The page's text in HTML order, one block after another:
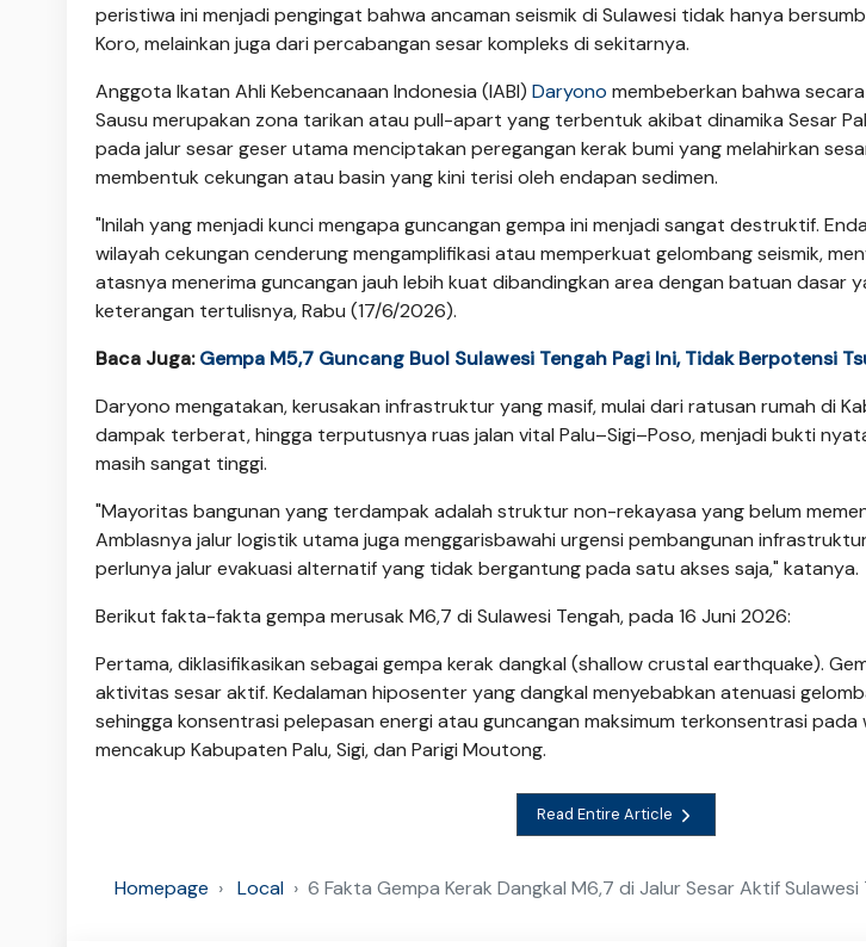
peristiwa ini menjadi pengingat bahwa ancaman seismik di Sulawesi tidak hanya
Koro, melainkan juga dari percabangan sesar kompleks di sekitarnya.
Anggota Ikatan Ahli Kebencanaan Indonesia (IABI) Daryono membeberkan bahwa
Sausu merupakan zona tarikan atau pull-apart yang terbentuk akibat dinamika Sesar
pada jalur sesar geser utama menciptakan peregangan kerak bumi yang melahirkan
membentuk cekungan atau basin yang kini terisi oleh endapan sedimen.
"Inilah yang menjadi kunci mengapa guncangan gempa ini menjadi sangat destruktif.
wilayah cekungan cenderung mengamplifikasi atau memperkuat gelombang seismik,
atasnya menerima guncangan jauh lebih kuat dibandingkan area dengan batuan dasar
keterangan tertulisnya, Rabu (17/6/2026).
Baca Juga:Gempa M5,7 Guncang Buol Sulawesi Tengah Pagi Ini, Tidak Berpotensi
Daryono mengatakan, kerusakan infrastruktur yang masif, mulai dari ratusan rumah di
dampak terberat, hingga terputusnya ruas jalan vital Palu–Sigi–Poso, menjadi bukti
masih sangat tinggi.
"Mayoritas bangunan yang terdampak adalah struktur non-rekayasa yang belum
Amblasnya jalur logistik utama juga menggarisbawahi urgensi pembangunan
perlunya jalur evakuasi alternatif yang tidak bergantung pada satu akses saja," katanya.
Berikut fakta-fakta gempa merusak M6,7 di Sulawesi Tengah, pada 16 Juni 2026:
Pertama, diklasifikasikan sebagai gempa kerak dangkal (shallow crustal earthquake).
aktivitas sesar aktif. Kedalaman hiposenter yang dangkal menyebabkan atenuasi
sehingga konsentrasi pelepasan energi atau guncangan maksimum terkonsentrasi
mencakup Kabupaten Palu, Sigi, dan Parigi Moutong.
Read Entire Article
Homepage Local 6 Fakta Gempa Kerak Dangkal M6,7 di Jalur Sesar Aktif Sulawesi